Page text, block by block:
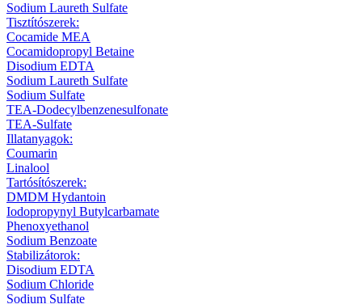
Sodium Laureth Sulfate
Tisztítószerek:
Cocamide MEA
Cocamidopropyl Betaine
Disodium EDTA
Sodium Laureth Sulfate
Sodium Sulfate
TEA-Dodecylbenzenesulfonate
TEA-Sulfate
Illatanyagok:
Coumarin
Linalool
Tartósítószerek:
DMDM Hydantoin
Iodopropynyl Butylcarbamate
Phenoxyethanol
Sodium Benzoate
Stabilizátorok:
Disodium EDTA
Sodium Chloride
Sodium Sulfate